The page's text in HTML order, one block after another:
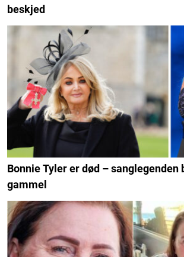
beskjed
Bonnie Tyler er død – sanglegenden
gammel